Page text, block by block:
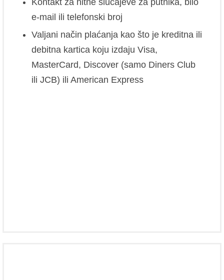
e-mail ili telefonski broj
Valjani način plaćanja kao što je kreditna ili
debitna kartica koju izdaju Visa,
MasterCard, Discover (samo Diners Club
ili JCB) ili American Express